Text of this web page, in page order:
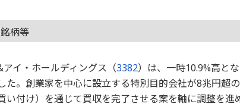
柄等
アイ・ホールディングス（3382）は、一時10.9%高と
た。創業家を中心に設立する特別目的会社が8兆円超
い付け）を通じて買収を完了させる案を軸に調整を